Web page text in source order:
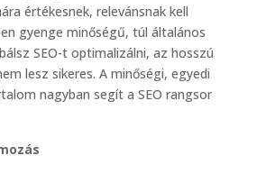
értékesnek, relevánsnak kell
gyenge minőségű, túl általános
SEO-t optimalizálni, az hosszú
lesz sikeres. A minőségi, egyedi
nagyban segít a SEO rangsor